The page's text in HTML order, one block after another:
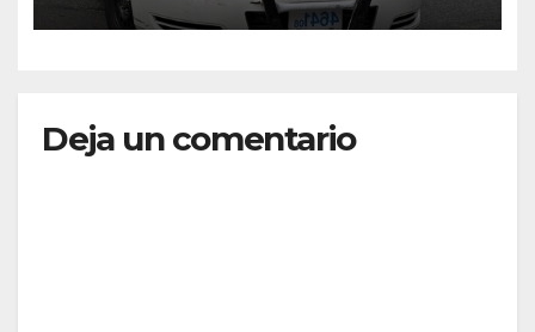
Deja un comentario